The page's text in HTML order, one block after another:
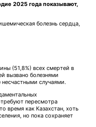
2025 года показывают,
болезнь сердца,
(51,8%) всех смертей в
вызвано болезнями
случаями.
пересмотра
время как Казахстан, хоть
но пока сохраняет